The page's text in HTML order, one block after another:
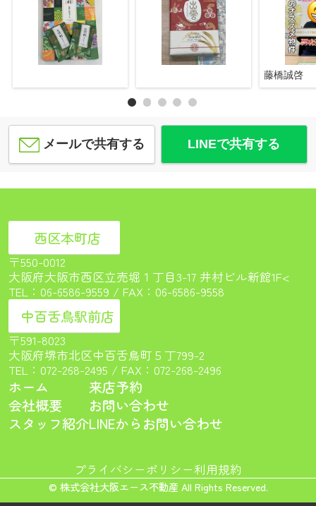
藤橋誠啓
メールで共有する LINEで共有する
西区本町店
〒550-0012
大阪府大阪市西区立売堀１丁目3-17 井村ビル新館1F<
TEL： 06-6586-9559 / FAX：06-6586-9558
中百舌鳥駅前店
〒591-8023
大阪府堺市北区中百舌鳥町５丁799-2
TEL： 072-268-2495 / FAX：072-268-2496
ホーム
会社概要
スタッフ紹介
来店予約
お問い合わせ
LINEからお問い合わせ
プライバシーポリシー利用規約
© 株式会社大阪エース不動産 All Rights Reserved.